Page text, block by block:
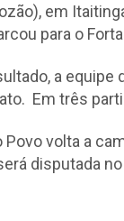
em
para o
a equipe
Em três
Povo volta a
disputada